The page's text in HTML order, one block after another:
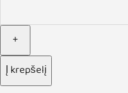
Į krepšelį